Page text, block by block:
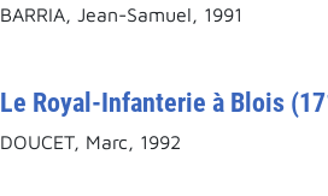
BARRIA, Jean-Samuel, 1991
Le Royal-Infanterie à Blois
DOUCET, Marc, 1992